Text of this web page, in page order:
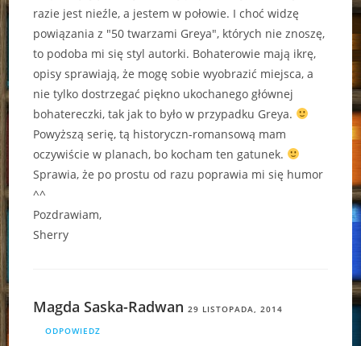
razie jest nieźle, a jestem w połowie. I choć widzę
powiązania z "50 twarzami Greya", których nie znoszę,
to podoba mi się styl autorki. Bohaterowie mają ikrę,
opisy sprawiają, że mogę sobie wyobrazić miejsca, a
nie tylko dostrzegać piękno ukochanego głównej
bohatereczki, tak jak to było w przypadku Greya.
Powyższą serię, tą historyczn-romansową mam
oczywiście w planach, bo kocham ten gatunek.
Sprawia, że po prostu od razu poprawia mi się humor
^^
Pozdrawiam,
Sherry
Magda Saska-Radwan 29 LISTOPADA, 2014
ODPOWIEDZ